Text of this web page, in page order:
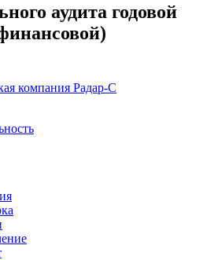
аудита годовой
компания Радар-С